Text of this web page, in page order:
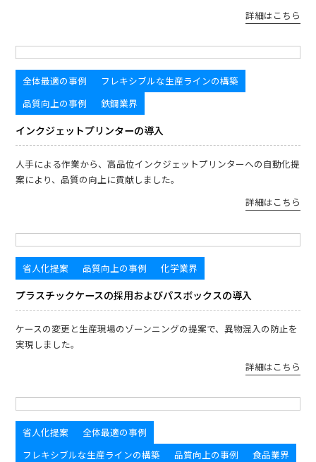
詳細はこちら
全体最適の事例
フレキシブルな生産ラインの構築
品質向上の事例
鉄鋼業界
インクジェットプリンターの導入
人手による作業から、高品位インクジェットプリンターへの自動化提
案により、品質の向上に貢献しました。
詳細はこちら
省人化提案 品質向上の事例 化学業界
プラスチックケースの採用およびパスボックスの導入
ケースの変更と生産現場のゾーンニングの提案で、異物混入の防止を
実現しました。
詳細はこちら
省人化提案
全体最適の事例
フレキシブルな生産ラインの構築
品質向上の事例 食品業界